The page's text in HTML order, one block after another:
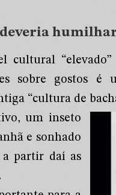
“elevado”
sobre gostos é
“cultura de
um inseto
e sonhado
a partir daí as